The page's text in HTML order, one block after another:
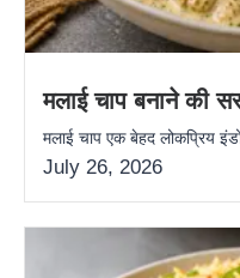
मलाई चाप बनाने की
मलाई चाप एक बेहद लोकप्रिय
July 26, 2026